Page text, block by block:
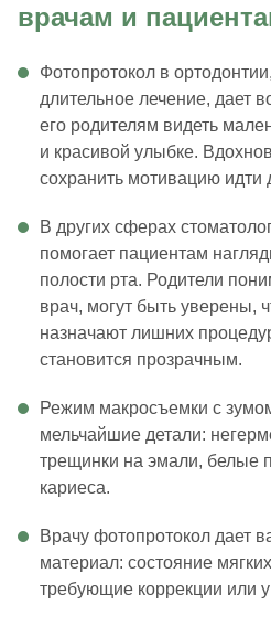
врачам и
Фотопротокол в
длительное лечение, дает
его родителям видеть
и красивой улыбке.
сохранить мотивацию идти
В других сферах
помогает пациентам
полости рта. Родители
врач, могут быть уверены,
назначают лишних
становится прозрачным.
Режим макросъемки с
мельчайшие детали:
трещинки на эмали, белые
кариеса.
Врачу фотопротокол дает
материал: состояние
требующие коррекции или